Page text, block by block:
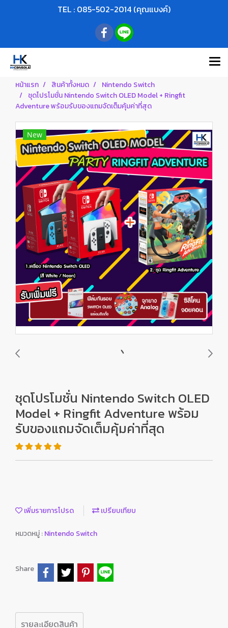
TEL : 085-502-2014 (คุณแบงค์)
หน้าแรก สินค้าทั้งหมด
Nintendo Switch
ชุดโปรโมชั่น Nintendo Switch OLED Model + Ringfit
Adventure พร้อมรับของแถมจัดเต็มคุ้มค่าที่สุด
New
ชุดโปรโมชั่น Nintendo Switch OLED
Model + Ringfit Adventure พร้อม
รับของแถมจัดเต็มคุ้มค่าที่สุด
เพิ่มรายการโปรด เปรียบเทียบ
หมวดหมู่ :Nintendo Switch
Share
รายละเอียดสินค้า